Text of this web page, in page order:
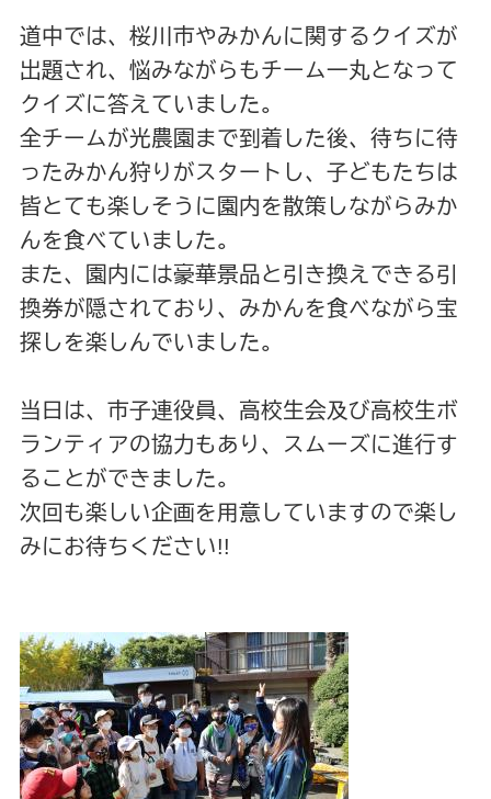
道中では、桜川市やみかんに関するクイズが
出題され、悩みながらもチーム一丸となって
クイズに答えていました。
全チームが光農園まで到着した後、待ちに待
ったみかん狩りがスタートし、子どもたちは
皆とても楽しそうに園内を散策しながらみか
んを食べていました。
また、園内には豪華景品と引き換えできる引
換券が隠されており、みかんを食べながら宝
探しを楽しんでいました。
当日は、市子連役員、高校生会及び高校生ボ
ランティアの協力もあり、スムーズに進行す
ることができました。
次回も楽しい企画を用意していますので楽し
みにお待ちください!!